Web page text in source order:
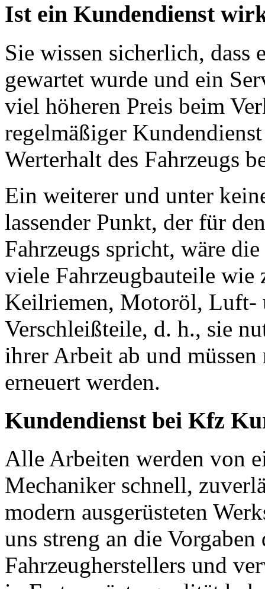
Ist ein Kundendienst
Sie wissen sicherlich, dass
gewartet wurde und ein
viel höheren Preis beim
regelmäßiger
Werterhalt des Fahrzeugs
Ein weiterer und unter
lassender Punkt, der für
Fahrzeugs spricht, wäre
viele Fahrzeugbauteile
Keilriemen, Motoröl, Luft-
Verschleißteile, d. h., sie
ihrer Arbeit ab und
erneuert werden.
Kundendienst bei Kfz
Alle Arbeiten werden von
Mechaniker schnell,
modern ausgerüsteten
uns streng an die
Fahrzeugherstellers und